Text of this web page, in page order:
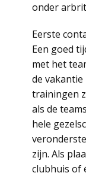
onder
Eerste
Een goed
met het
de vakantie
trainingen
als de
hele
zijn. Als
clubhuis of